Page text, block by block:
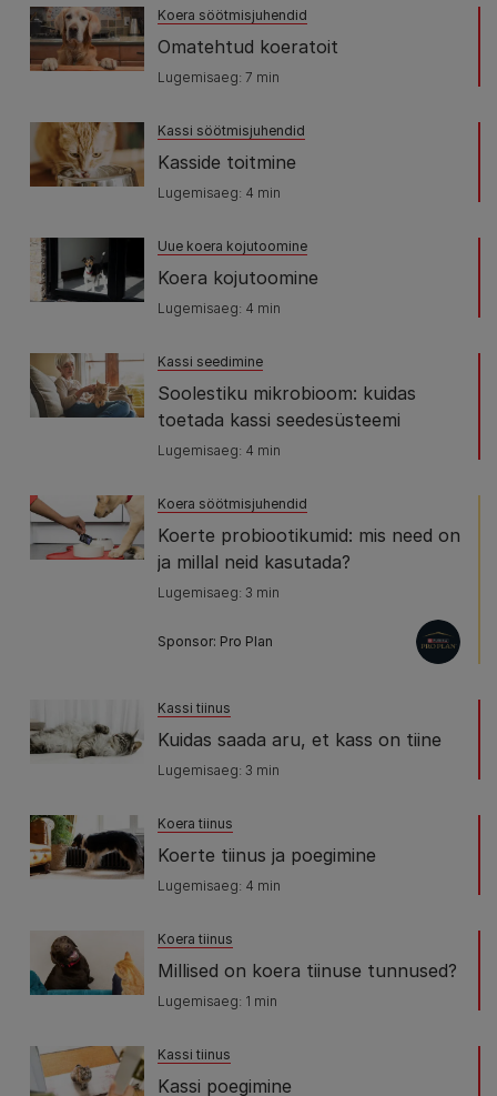
Koera söötmisjuhendid
Omatehtud koeratoit
Lugemisaeg: 7 min
Kassi söötmisjuhendid
Kasside toitmine
Lugemisaeg: 4 min
Uue koera kojutoomine
Koera kojutoomine
Lugemisaeg: 4 min
Kassi seedimine
Soolestiku mikrobioom: kuidas
toetada kassi seedesüsteemi
Lugemisaeg: 4 min
Koera söötmisjuhendid
Koerte probiootikumid: mis need on
ja millal neid kasutada?
Lugemisaeg: 3 min
Sponsor: Pro Plan
Kassi tiinus
Kuidas saada aru, et kass on tiine
Lugemisaeg: 3 min
Koera tiinus
Koerte tiinus ja poegimine
Lugemisaeg: 4 min
Koera tiinus
Millised on koera tiinuse tunnused?
Lugemisaeg: 1 min
Kassi tiinus
Kassi poegimine